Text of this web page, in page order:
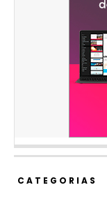
CATEGORIAS